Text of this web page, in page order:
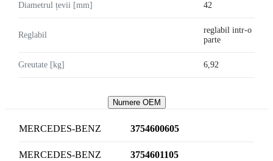
Diametrul țevii [mm] 42
Reglabil
reglabil intr-o
parte
Greutate [kg] 6,92
Numere OEM
MERCEDES-BENZ 3754600605
MERCEDES-BENZ 3754601105